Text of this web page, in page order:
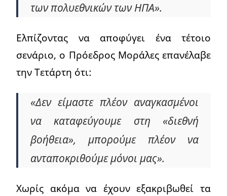
των πολυεθνικών των ΗΠΑ».
Ελπίζοντας να αποφύγει ένα τέτοιο
σενάριο, ο Πρόεδρος Μοράλες επανέλαβε
την Τετάρτη ότι:
«Δεν είμαστε πλέον αναγκασμένοι
να καταφεύγουμε στη «διεθνή
βοήθεια», μπορούμε πλέον να
ανταποκριθούμε μόνοι μας».
Χωρίς ακόμα να έχουν εξακριβωθεί τα